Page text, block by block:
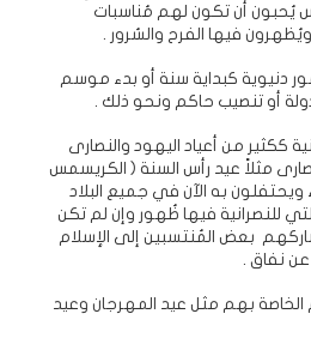
يُحبون أن تكون لهم مُناسبات
فيها الفرح والسُرور .
دنيوية كبداية سنة أو بدء موسم
أو تنصيب حاكم ونحو ذلك .
ككثير من أعياد اليهود والنصارى
مثلاً عيد رأس السنة ( الكريسمس
ويحتفلون به الآن في جميع البلاد
التي للنصرانية فيها ظُهور وإن لم تكن
بعض المُنتسبين إلى الإسلام
نفاق .
بهم مثل عيد المهرجان وعيد